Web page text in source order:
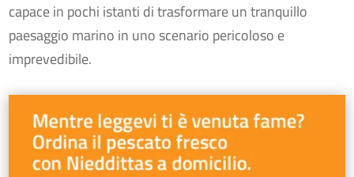
capace in pochi istanti di trasformare un tranquillo
paesaggio marino in uno scenario pericoloso e
imprevedibile.